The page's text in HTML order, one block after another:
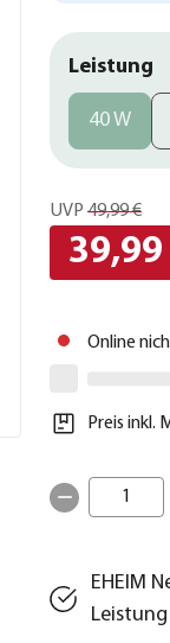
Leistung
40 W
UVP 49,99 €
39,99
Online
Preis inkl.
1
EHEIM
Leistung